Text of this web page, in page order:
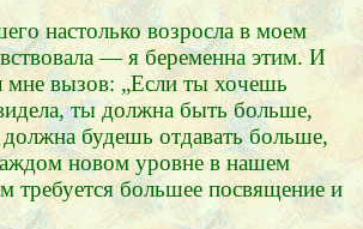
настолько возросла в моем
— я беременна этим. И
мне вызов: „Если ты хочешь
ты должна быть больше,
будешь отдавать больше,
новом уровне в нашем
требуется большее посвящение и